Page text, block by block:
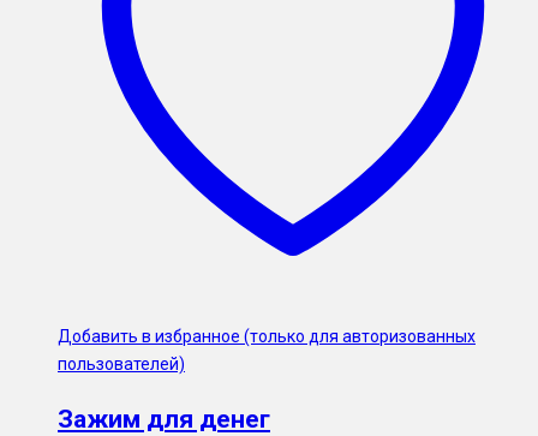
Добавить в избранное (только для авторизованных
пользователей)
Зажим для денег